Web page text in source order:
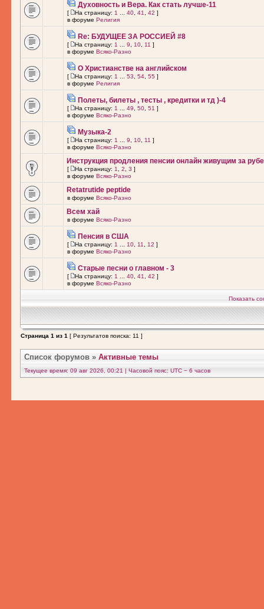
Духовность и Вера. Как стать лучше-11
[ На страницу: 1 40 41 42 ]
в форуме Религия
Re: БУДУЩЕЕ ЗА РОССИЕЙ #8
[ На страницу: 1 9 10 11 ]
в форуме Всяко-Разно
О Христианстве на английском
[ На страницу: 1 53 54 55 ]
в форуме Религия
Полеты, билеты , тесты , кредитки и тд )-4
[ На страницу: 1 49 50 51 ]
в форуме Всяко-Разно
Музыка-2
[ На страницу: 1 9 10 11 ]
в форуме Всяко-Разно
Инструкция продления пенсии онлайн живущим за
[ На страницу: 1 2 3 ]
в форуме Всяко-Разно
Retatrutide peptide
в форуме Всяко-Разно
Всем хай
в форуме Всяко-Разно
Пенсия в США
[ На страницу: 1 10 11 12 ]
в форуме Всяко-Разно
Старые песни о главном - 3
[ На страницу: 1 40 41 42 ]
в форуме Всяко-Разно
Показать
Страница 1 из 1 [ Результатов поиска: 11 ]
Список форумов » Активные темы
Текущее время: 09 авг 2026, 00:21 | Часовой пояс: UTC − 6 часов